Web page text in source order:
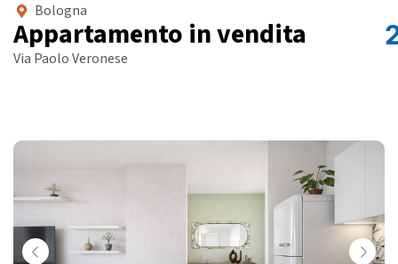
Bologna
Appartamento in vendita
Via Paolo Veronese